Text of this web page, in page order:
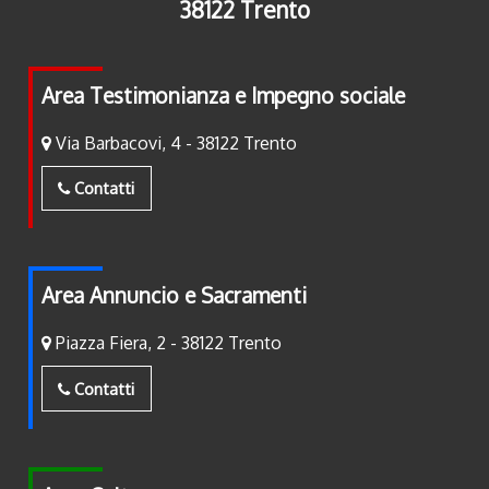
38122 Trento
Area Testimonianza e Impegno sociale
Via Barbacovi, 4 - 38122 Trento
Contatti
Area Annuncio e Sacramenti
Piazza Fiera, 2 - 38122 Trento
Contatti